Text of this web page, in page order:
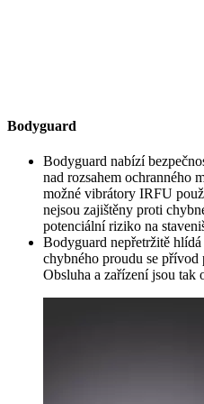
Bodyguard
Bodyguard nabízí
nad rozsahem ochranného
možné vibrátory IRFU
nejsou zajištěny proti
potenciální riziko na
Bodyguard nepřetržitě
chybného proudu se
Obsluha a zařízení jsou tak